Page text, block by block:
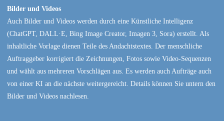
Bilder und Videos
Auch Bilder und Videos werden durch eine Künstliche Intelligenz
(ChatGPT, DALL·E, Bing Image Creator, Imagen 3, Sora) erstellt. Als
inhaltliche Vorlage dienen Teile des Andachtstextes. Der menschliche
Auftraggeber korrigiert die Zeichnungen, Fotos sowie Video-Sequenzen
und wählt aus mehreren Vorschlägen aus. Es werden auch Aufträge auch
von einer KI an die nächste weitergereicht. Details können Sie untern den
Bilder und Videos nachlesen.